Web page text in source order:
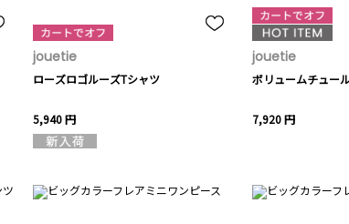
jouetie
ローズロゴルーズTシャツ
5,940 円
jouetie
ボリュームチュー
7,920 円